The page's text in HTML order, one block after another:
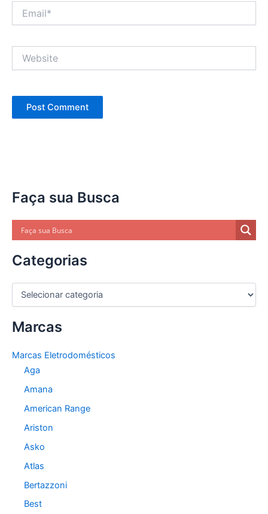
Faça sua Busca
Categorias
C
e
r
Marcas
Marcas Eletrodomésticos
Aga
Amana
American Range
Ariston
Asko
Atlas
Bertazzoni
Best